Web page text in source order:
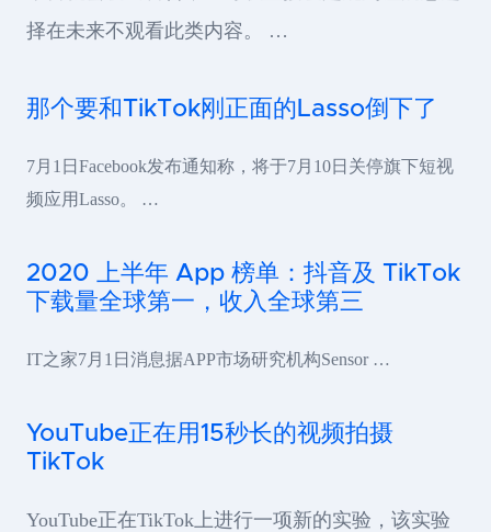
择在未来不观看此类内容。 …
那个要和TikTok刚正面的Lasso倒下了
7月1日Facebook发布通知称，将于7月10日关停旗下短视
频应用Lasso。 …
2020 上半年 App 榜单：抖音及 TikTok
下载量全球第一，收入全球第三
IT之家7月1日消息据APP市场研究机构Sensor …
YouTube正在用15秒长的视频拍摄
TikTok
YouTube正在TikTok上进行一项新的实验，该实验